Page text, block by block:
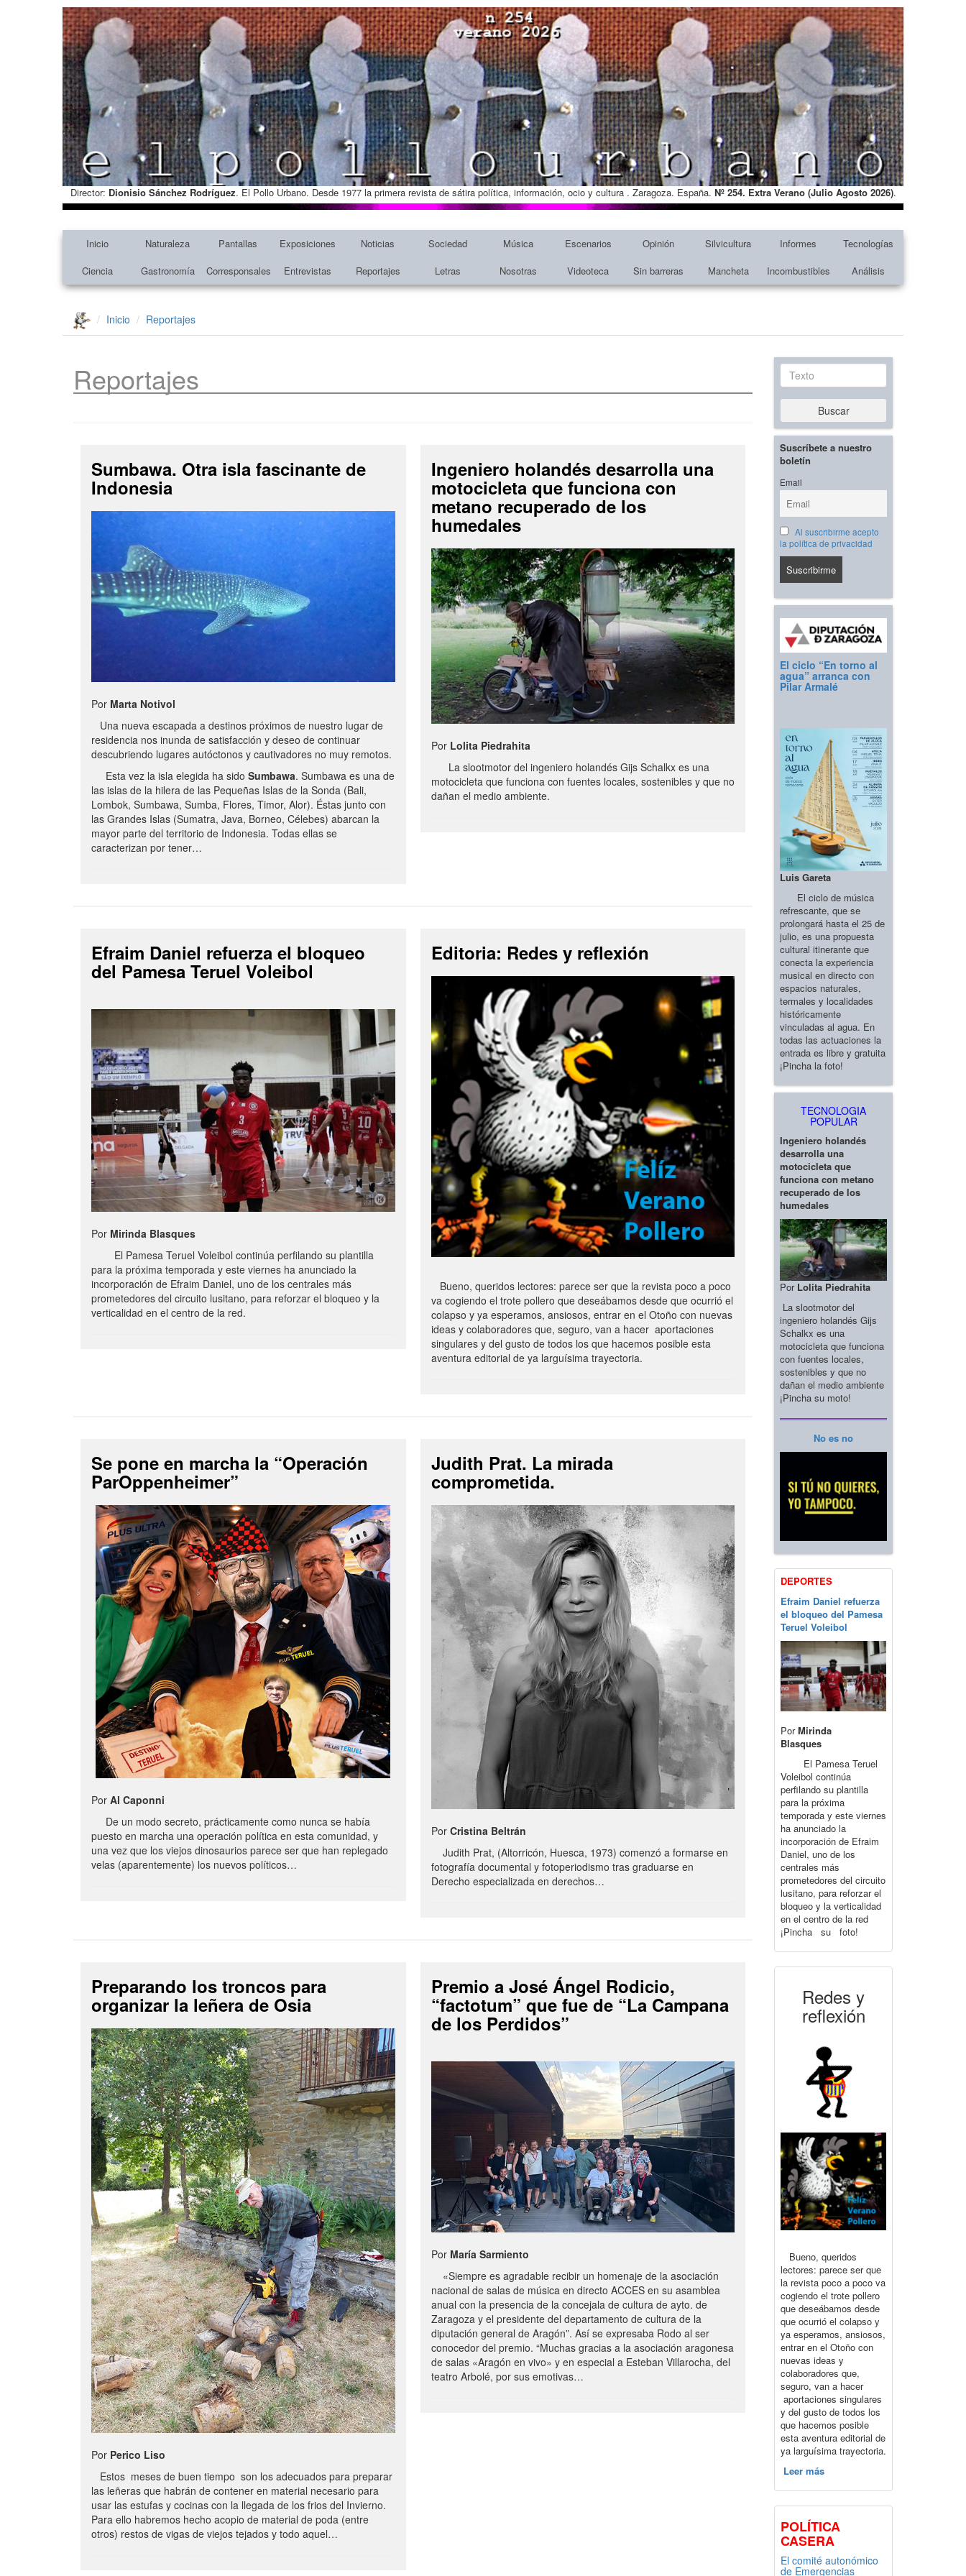
Director: Dionisio Sánchez Rodríguez. El Pollo Urbano. Desde 1977 la primera revista de sátira política, información, ocio y cultura . Zaragoza. España. Nº 254. Extra Verano (Julio Agosto 2026).
Inicio Naturaleza Pantallas Exposiciones Noticias Sociedad Música Escenarios Opinión Silvicultura Informes
Tecnologías
Ciencia
Gastronomía Corresponsales Entrevistas Reportajes Letras Nosotras Videoteca Sin barreras Mancheta Incombustibles Análisis
Inicio Reportajes
Reportajes
Sumbawa. Otra isla fascinante de
Indonesia
Por Marta Notivol
Una nueva escapada a destinos próximos de nuestro lugar de
residencia nos inunda de satisfacción y deseo de continuar
descubriendo lugares autóctonos y cautivadores no muy remotos.
Esta vez la isla elegida ha sido Sumbawa. Sumbawa es una de
las islas de la hilera de las Pequeñas Islas de la Sonda (Bali,
Lombok, Sumbawa, Sumba, Flores, Timor, Alor). Éstas junto con
las Grandes Islas (Sumatra, Java, Borneo, Célebes) abarcan la
mayor parte del territorio de Indonesia. Todas ellas se
caracterizan por tener…
Ingeniero holandés desarrolla una
motocicleta que funciona con
metano recuperado de los
humedales
Por Lolita Piedrahita
La slootmotor del ingeniero holandés Gijs Schalkx es una
motocicleta que funciona con fuentes locales, sostenibles y que no
dañan el medio ambiente.
Efraim Daniel refuerza el bloqueo
del Pamesa Teruel Voleibol
Por Mirinda Blasques
El Pamesa Teruel Voleibol continúa perfilando su plantilla
para la próxima temporada y este viernes ha anunciado la
incorporación de Efraim Daniel, uno de los centrales más
prometedores del circuito lusitano, para reforzar el bloqueo y la
verticalidad en el centro de la red.
Editoria: Redes y reflexión
Bueno, queridos lectores: parece ser que la revista poco a poco
va cogiendo el trote pollero que deseábamos desde que ocurrió el
colapso y ya esperamos, ansiosos, entrar en el Otoño con nuevas
ideas y colaboradores que, seguro, van a hacer aportaciones
singulares y del gusto de todos los que hacemos posible esta
aventura editorial de ya larguísima trayectoria.
Se pone en marcha la “Operación
ParOppenheimer”
Por Al Caponni
De un modo secreto, prácticamente como nunca se había
puesto en marcha una operación política en esta comunidad, y
una vez que los viejos dinosaurios parece ser que han replegado
velas (aparentemente) los nuevos políticos…
Judith Prat. La mirada
comprometida.
PorCristina Beltrán
Judith Prat, (Altorricón, Huesca, 1973) comenzó a formarse en
fotografía documental y fotoperiodismo tras graduarse en
Derecho especializada en derechos…
Preparando los troncos para
organizar la leñera de Osia
Por Perico Liso
Estos meses de buen tiempo son los adecuados para preparar
las leñeras que habrán de contener en material necesario para
usar las estufas y cocinas con la llegada de los frios del Invierno.
Para ello habremos hecho acopio de material de poda (entre
otros) restos de vigas de viejos tejados y todo aquel…
Premio a José Ángel Rodicio,
“factotum” que fue de “La Campana
de los Perdidos”
Por María Sarmiento
«Siempre es agradable recibir un homenaje de la asociación
nacional de salas de música en directo ACCES en su asamblea
anual con la presencia de la concejala de cultura de ayto. de
Zaragoza y el presidente del departamento de cultura de la
diputación general de Aragón”. Así se expresaba Rodo al ser
conocedor del premio. “Muchas gracias a la asociación aragonesa
de salas «Aragón en vivo» y en especial a Esteban Villarocha, del
teatro Arbolé, por sus emotivas…
Texto
Buscar
Suscríbete a nuestro
boletín
Email
Al suscribirme acepto
la política de privacidad
El ciclo “En torno al
agua” arranca con
Pilar Armalé
Luis Gareta
El ciclo de música
refrescante, que se
prolongará hasta el 25 de
julio, es una propuesta
cultural itinerante que
conecta la experiencia
musical en directo con
espacios naturales,
termales y localidades
históricamente
vinculadas al agua. En
todas las actuaciones la
entrada es libre y gratuita
¡Pincha la foto!
TECNOLOGIA
POPULAR
Ingeniero holandés
desarrolla una
motocicleta que
funciona con metano
recuperado de los
humedales
Por Lolita Piedrahita
La slootmotor del
ingeniero holandés Gijs
Schalkx es una
motocicleta que funciona
con fuentes locales,
sostenibles y que no
dañan el medio ambiente
¡Pincha su moto!
No es no
DEPORTES
Efraim Daniel refuerza
el bloqueo del Pamesa
Teruel Voleibol
PorMirinda
Blasques
El Pamesa Teruel
Voleibol continúa
perfilando su plantilla
para la próxima
temporada y este viernes
ha anunciado la
incorporación de Efraim
Daniel, uno de los
centrales más
prometedores del circuito
lusitano, para reforzar el
bloqueo y la verticalidad
en el centro de la red
¡Pincha su foto!
Redes y
reflexión
Bueno, queridos
lectores: parece ser que
la revista poco a poco va
cogiendo el trote pollero
que deseábamos desde
que ocurrió el colapso y
ya esperamos, ansiosos,
entrar en el Otoño con
nuevas ideas y
colaboradores que,
seguro, van a hacer
aportaciones singulares
y del gusto de todos los
que hacemos posible
esta aventura editorial de
ya larguísima trayectoria.
Leer más
POLÍTICA
CASERA
El comité autonómico
de Emergencias